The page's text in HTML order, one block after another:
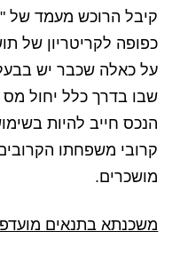
קיבל הרוכש מעמד של
כפופה לקריטריון של
על כאלה שכבר יש
שבו בדרך כלל יחול מס
הנכס חייב להיות
קרובי משפחתו
מושכרים.
משכנתא בתנאים